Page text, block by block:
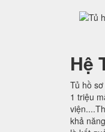
Hệ
Tủ hồ
1 triệu
khả